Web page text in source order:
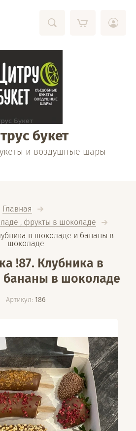
букет
и воздушные шары
Главная
, фрукты в шоколаде
в шоколаде и бананы в
шоколаде
!87. Клубника в
в шоколаде
Артикул: 186